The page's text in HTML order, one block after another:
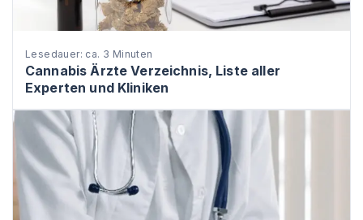
Lesedauer: ca. 3 Minuten
Cannabis Ärzte Verzeichnis, Liste aller
Experten und Kliniken